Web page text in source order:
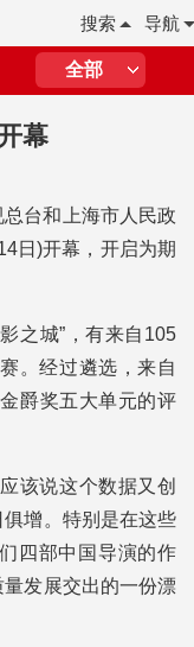
导航
搜索
全部
幕
台和上海市人民政
日)开幕，开启为期
之城”，有来自105
。经过遴选，来自
爵奖五大单元的评
该说这个数据又创
增。特别是在这些
四部中国导演的作
发展交出的一份漂